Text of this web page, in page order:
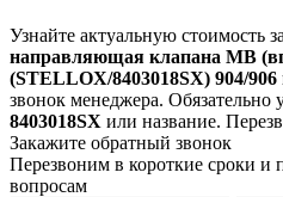
Узнайте актуальную стоимость
направляющая клапана MB
(STELLOX/8403018SX) 904/906
звонок менеджера.
8403018SX или название.
Закажите обратный звонок
Перезвоним в короткие сроки и
вопросам